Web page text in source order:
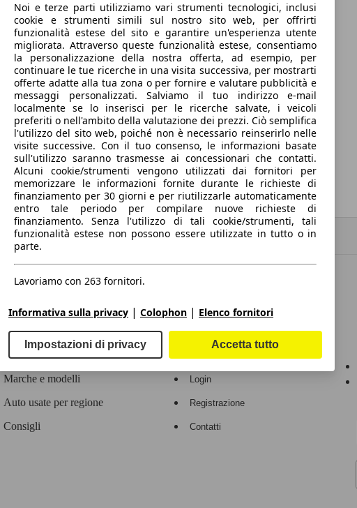
dati.
Contatti
Marche e modelli
Auto usate per regione
Consigli
Area rivenditori
Login
Registrazione
Contatti
Noi e terze parti utilizziamo vari strumenti tecnologici, inclusi
cookie e strumenti simili sul nostro sito web, per offrirti
funzionalità estese del sito e garantire un'esperienza utente
migliorata. Attraverso queste funzionalità estese, consentiamo
la personalizzazione della nostra offerta, ad esempio, per
continuare le tue ricerche in una visita successiva, per mostrarti
offerte adatte alla tua zona o per fornire e valutare pubblicità e
messaggi personalizzati. Salviamo il tuo indirizzo e-mail
localmente se lo inserisci per le ricerche salvate, i veicoli
preferiti o nell'ambito della valutazione dei prezzi. Ciò semplifica
l'utilizzo del sito web, poiché non è necessario reinserirlo nelle
visite successive. Con il tuo consenso, le informazioni basate
sull'utilizzo saranno trasmesse ai concessionari che contatti.
Alcuni cookie/strumenti vengono utilizzati dai fornitori per
memorizzare le informazioni fornite durante le richieste di
finanziamento per 30 giorni e per riutilizzarle automaticamente
entro tale periodo per compilare nuove richieste di
finanziamento. Senza l'utilizzo di tali cookie/strumenti, tali
funzionalità estese non possono essere utilizzate in tutto o in
parte.
Lavoriamo con 263 fornitori.
Informativa sulla privacy | Colophon | Elenco fornitori
Impostazioni di privacy Accetta tutto